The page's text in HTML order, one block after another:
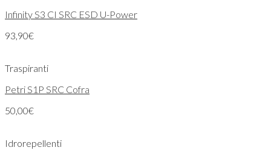
Infinity S3 CI SRC ESD U-Power
93,90€
Traspiranti
Petri S1P SRC Cofra
50,00€
Idrorepellenti